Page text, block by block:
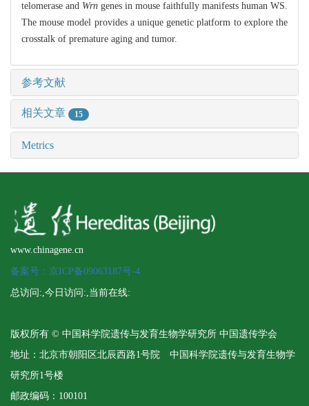
telomerase and Wrn genes in mouse faithfully manifests human WS.
The mouse model provides a unique genetic platform to explore the
crosstalk of premature aging and tumor.
参考文献
相关文章 15
Metrics
www.chinagene.cn
备案号：京ICP备09063187号-4
总访问:,今日访问:,当前在线:
版权所有 © 中国科学院遗传与发育生物学研究所 中国遗传学会
地址：北京市朝阳区北辰西路1号院 中国科学院遗传与发育生物学
研究所1号楼
邮政编码：100101